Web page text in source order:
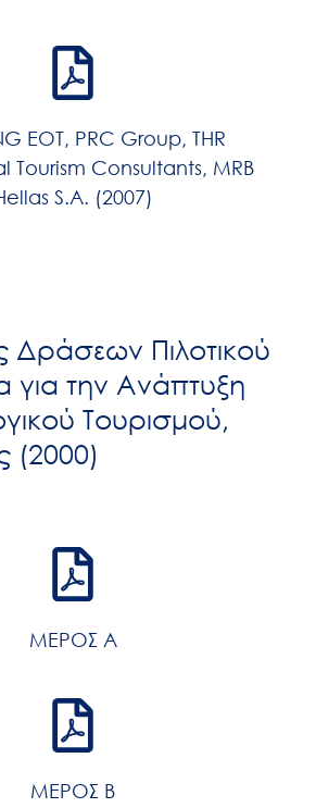
ΕΟΤ, PRC Group, THR
Tourism Consultants, MRB
S.A. (2007)
Δράσεων Πιλοτικού
για την Ανάπτυξη
Τουρισμού,
(2000)
ΜΕΡΟΣ Α
ΜΕΡΟΣ Β